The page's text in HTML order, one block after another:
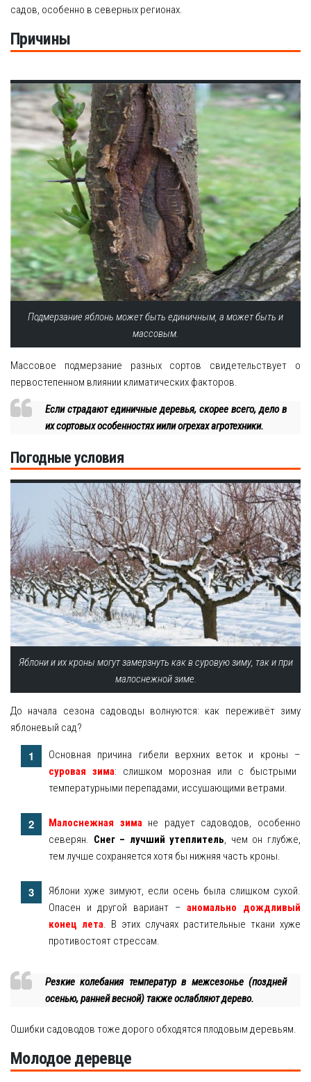
садов, особенно в северных регионах.
Причины
Подмерзание яблонь может быть единичным, а может быть и
массовым.
Массовое подмерзание разных сортов свидетельствует о
первостепенном влиянии климатических факторов.
Если страдают единичные деревья, скорее всего, дело в
их сортовых особенностях иили огрехах агротехники.
Погодные условия
Яблони и их кроны могут замерзнуть как в суровую зиму, так и при
малоснежной зиме.
До начала сезона садоводы волнуются: как переживёт зиму
яблоневый сад?
Основная причина гибели верхних веток и кроны –
суровая зима: слишком морозная или с быстрыми
температурными перепадами, иссушающими ветрами.
Малоснежная зимане радует садоводов, особенно
северян. Снег – лучший утеплитель, чем он глубже,
тем лучше сохраняется хотя бы нижняя часть кроны.
Яблони хуже зимуют, если осень была слишком сухой.
Опасен и другой вариант –аномально дождливый
конец лета. В этих случаях растительные ткани хуже
противостоят стрессам.
Резкие колебания температур в межсезонье (поздней
осенью, ранней весной) также ослабляют дерево.
Ошибки садоводов тоже дорого обходятся плодовым деревьям.
Молодое деревце